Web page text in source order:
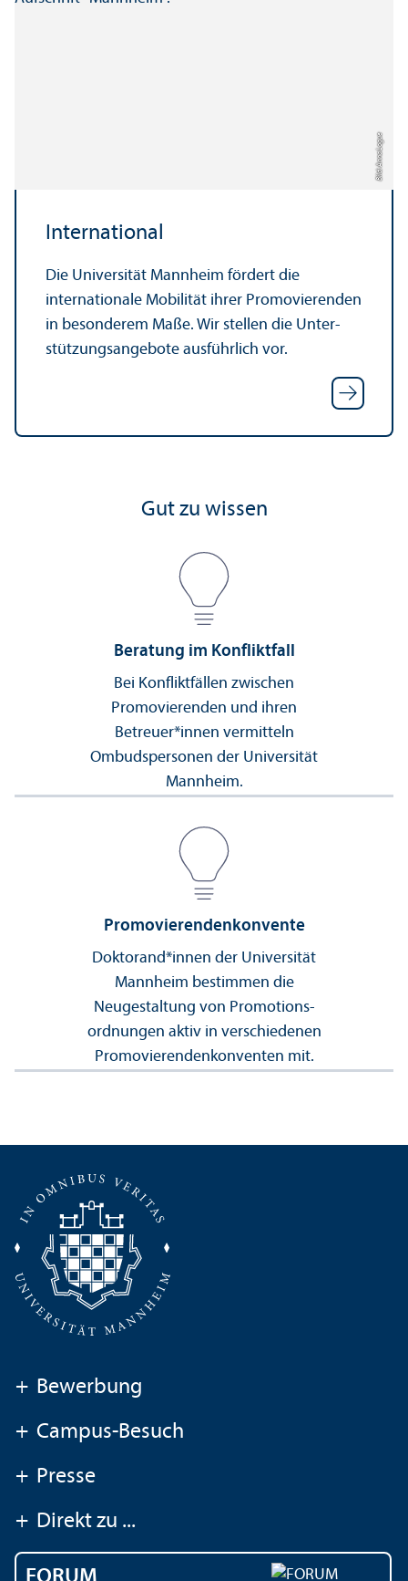
Bild: Anna Logue
International
Die Universität Mannheim fördert die
internationale Mobilität ihrer Promovierenden
in besonderem Maße. Wir stellen die Unter­
stützungs­angebote ausführlich vor.
Gut zu wissen
Beratung im Konfliktfall
Bei Konfliktfällen zwischen
Promovierenden und ihren
Betreuer*innen vermitteln
Ombudspersonen der Universität
Mannheim.
Promovierendenkonvente
Doktorand*innen der Universität
Mannheim bestimmen die
Neugestaltung von Promotions­
ordnungen aktiv in verschiedenen
Promovierendenkonventen mit.
+ Bewerbung
+ Campus-Besuch
+ Presse
+ Direkt zu ...